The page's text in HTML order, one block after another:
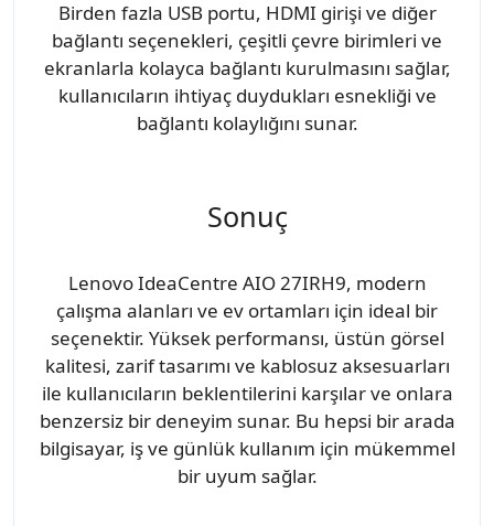
Birden fazla USB portu, HDMI girişi ve diğer
bağlantı seçenekleri, çeşitli çevre birimleri ve
ekranlarla kolayca bağlantı kurulmasını sağlar,
kullanıcıların ihtiyaç duydukları esnekliği ve
bağlantı kolaylığını sunar.
Sonuç
Lenovo IdeaCentre AIO 27IRH9, modern
çalışma alanları ve ev ortamları için ideal bir
seçenektir. Yüksek performansı, üstün görsel
kalitesi, zarif tasarımı ve kablosuz aksesuarları
ile kullanıcıların beklentilerini karşılar ve onlara
benzersiz bir deneyim sunar. Bu hepsi bir arada
bilgisayar, iş ve günlük kullanım için mükemmel
bir uyum sağlar.